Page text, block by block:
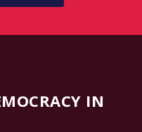
IN